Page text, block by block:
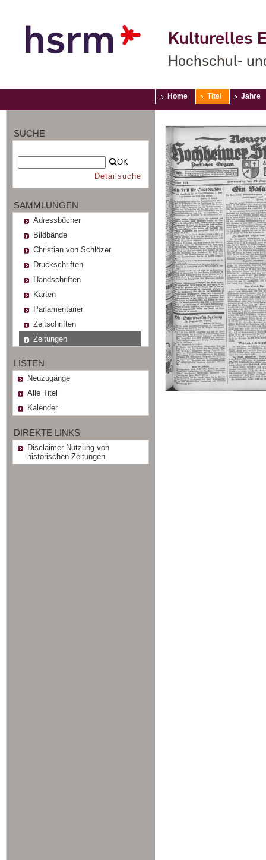
Kulturelles
Hochschul-
Home Titel Jahre
SUCHE
OK
Detailsuche
SAMMLUNGEN
Adressbücher
Bildbände
Christian von Schlözer
Druckschriften
Handschriften
Karten
Parlamentarier
Zeitschriften
Zeitungen
LISTEN
Neuzugänge
Alle Titel
Kalender
DIREKTE LINKS
Disclaimer Nutzung von
historischen Zeitungen